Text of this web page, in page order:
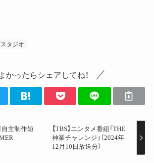
タジオ
かったらシェアしてね！
自主制作短
【TBS】エンタメ番組「THE
神業チャレンジ」（2024年
12月10日放送分）